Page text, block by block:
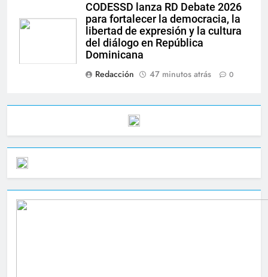
CODESSD lanza RD Debate 2026
para fortalecer la democracia, la
libertad de expresión y la cultura
del diálogo en República
Dominicana
Redacción
47 minutos atrás 0